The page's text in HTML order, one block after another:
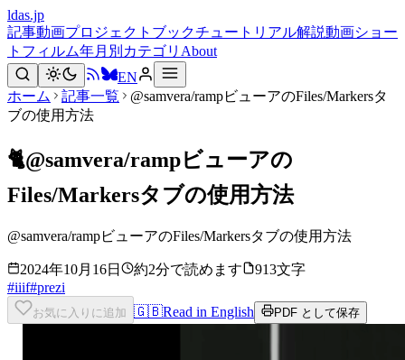
ldas.jp
記事動画プロジェクト ブックチュートリアル解説動画ショー
トフィルム年月別 カテゴリ About
EN
ホーム
記事一覧
@samvera/rampビューアのFiles/Markersタ
ブの使用方法
🐈@samvera/rampビューアの
Files/Markersタブの使用方法
@samvera/rampビューアのFiles/Markersタブの使用方法
2024年10月16日 約2分で読めます
913文字
#iiif#prezi
お気に入りに追加 🇬🇧Read in English PDF として保存